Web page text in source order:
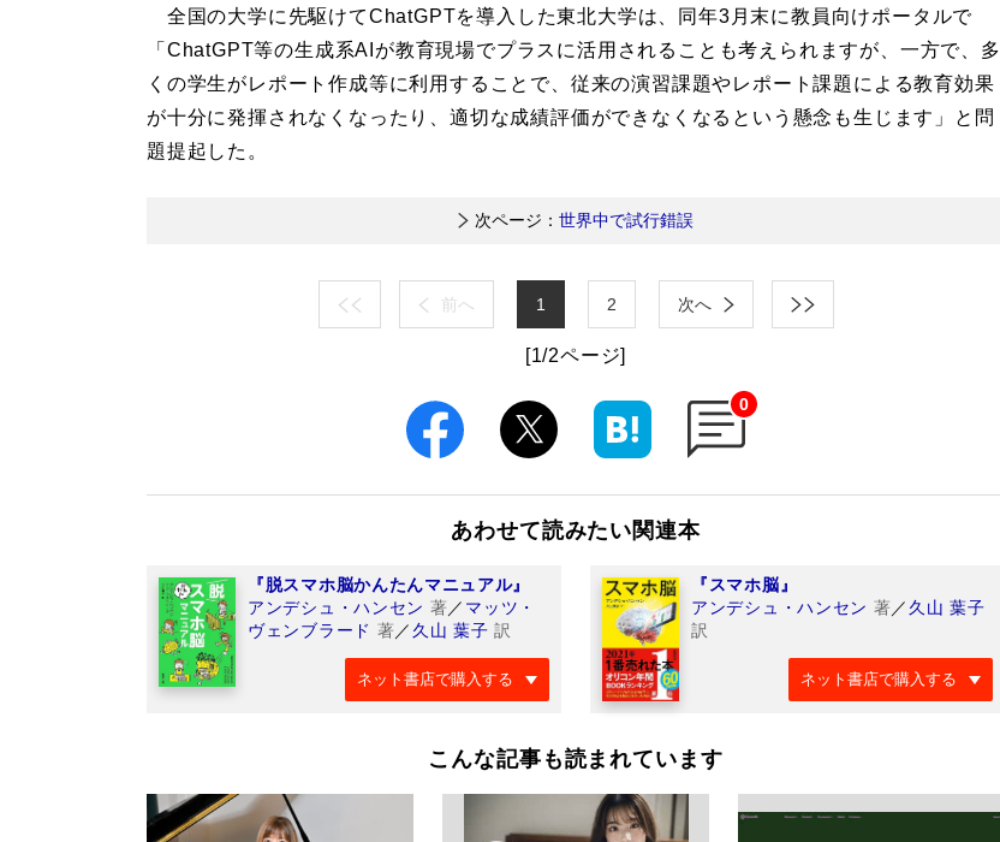
全国の大学に先駆けてChatGPTを導入した東北大学は、同年3月末に教員向けポータルで
「ChatGPT等の生成系AIが教育現場でプラスに活用されることも考えられますが、一方で、多
くの学生がレポート作成等に利用することで、従来の演習課題やレポート課題による教育効果
が十分に発揮されなくなったり、適切な成績評価ができなくなるという懸念も生じます」と問
題提起した。
次ページ： 世界中で試行錯誤
前へ 1 2 次へ
[1/2ページ]
0
あわせて読みたい関連本
『脱スマホ脳かんたんマニュアル』
アンデシュ・ハンセン 著／ マッツ・
ヴェンブラード 著／ 久山 葉子 訳
ネット書店で購入する
『スマホ脳』
アンデシュ・ハンセン 著／ 久山 葉子
訳
ネット書店で購入する
こんな記事も読まれています